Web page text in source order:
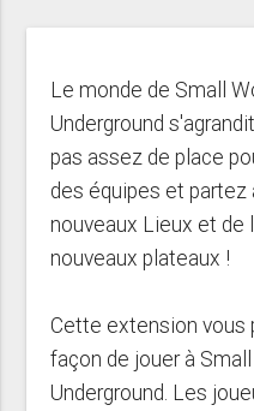
Le monde de Small
Underground
pas assez de place
des équipes et partez
nouveaux Lieux et de
nouveaux plateaux !
Cette extension vous
façon de jouer à
Underground. Les